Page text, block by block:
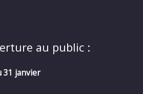
au public :
31 janvier